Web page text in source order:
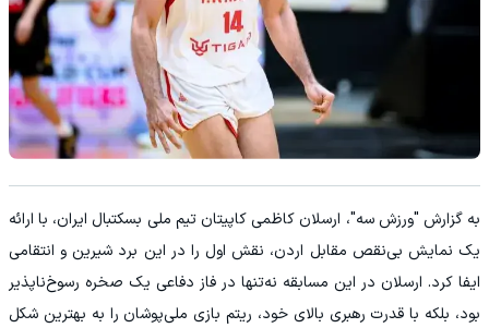
به گزارش "ورزش سه"، ارسلان کاظمی کاپیتان تیم ملی بسکتبال ایران، با ارائه‌
یک نمایش بی‌نقص مقابل اردن، نقش اول را در این برد شیرین و انتقامی
ایفا کرد. ارسلان در این مسابقه نه‌تنها در فاز دفاعی یک صخره رسوخ‌ناپذیر
بود، بلکه با قدرت رهبری بالای خود، ریتم بازی ملی‌پوشان را به بهترین شکل